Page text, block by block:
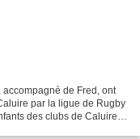
de Fred, ont
par la ligue de Rugby
des clubs de Caluire